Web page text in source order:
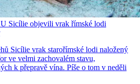
Sicílie objevili vrak římské lodi
Sicílie vrak starořímské lodi naložený
ve velmi zachovalém stavu,
k přepravě vína. Píše o tom v neděli